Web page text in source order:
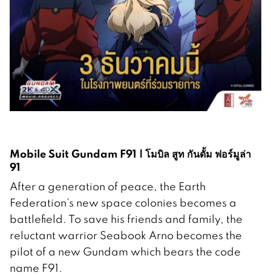
Mobile Suit Gundam F91 | โมบิล สูท กันดั้ม ฟอร์มูล่า
91
After a generation of peace, the Earth
Federation’s new space colonies becomes a
battlefield. To save his friends and family, the
reluctant warrior Seabook Arno becomes the
pilot of a new Gundam which bears the code
name F91.